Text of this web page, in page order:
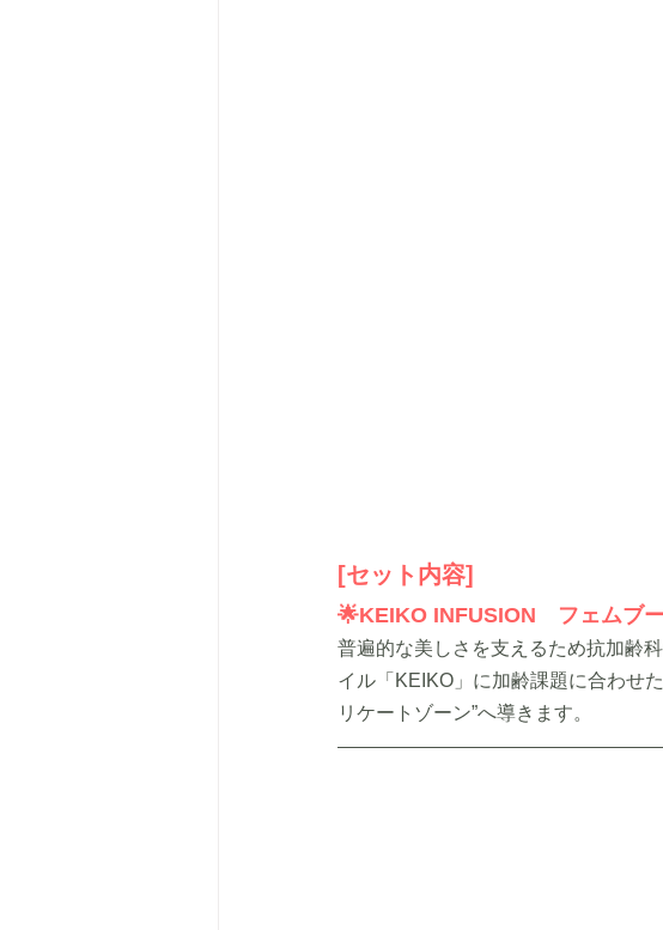
[セット内容]
🌟KEIKO INFUSION　フェムブ
普遍的な美しさを支えるため抗加齢
イル「KEIKO」に加齢課題に合わせ
リケートゾーン”へ導きます。